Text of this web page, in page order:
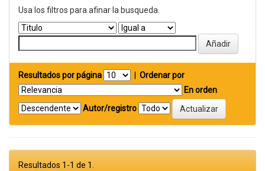
Usa los filtros para afinar la busqueda.
Resultados por página
Ordenar por
En orden
Autor/registro
Resultados 1-1 de 1.